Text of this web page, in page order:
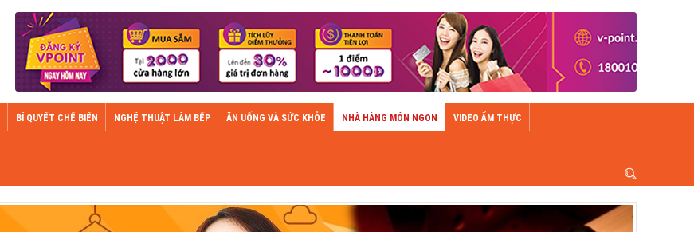
BÍ QUYẾT CHẾ BIẾN NGHỆ THUẬT LÀM BẾP ĂN UỐNG VÀ SỨC KHỎE NHÀ HÀNG MÓN NGON VIDEO ẨM THỰC